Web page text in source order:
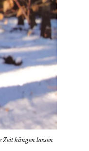
hängen lassen